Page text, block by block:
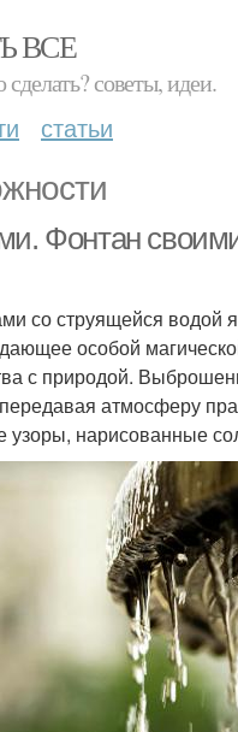
ВСЕ
советы, идеи.
статьи
Фонтан
со струящейся водой
особой
с природой.
атмосферу
нарисованные